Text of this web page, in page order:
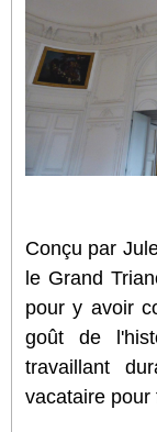
Conçu par
le Grand
pour y avoir
goût de
travaillant
vacataire pour